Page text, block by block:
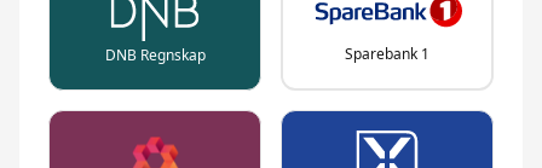
DNB Regnskap Sparebank 1